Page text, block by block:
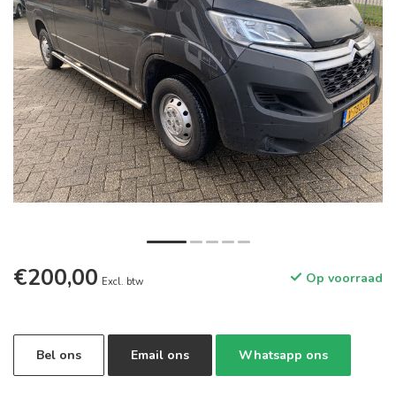
€200,00 Excl. btw Op voorraad
Bel ons Email ons Whatsapp ons